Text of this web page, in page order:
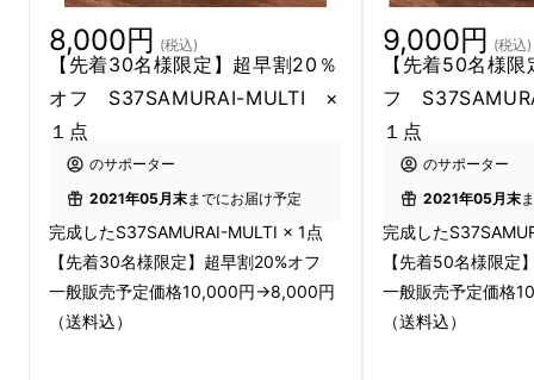
8,000円 (税込)
【先着30名様限定】超早割20％
オフ S37SAMURAI-MULTI ×
１点
のサポーター
2021年05月末までにお届け予定
完成したS37SAMURAI-MULTI × 1点
【先着30名様限定】超早割20%オフ
一般販売予定価格10,000円→8,000円
（送料込）
9,000円 (税込)
【先着50名様
フ
１点
のサポーター
2021年05月末
完成した
【先着50名様限
一般販売予定価格
（送料込）